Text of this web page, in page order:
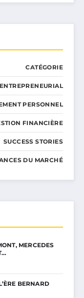
CATÉGORIE
PERSONNEL
FINANCIÈRE
SUCCESS STORIES
DU MARCHÉ
MERCEDES
BERNARD